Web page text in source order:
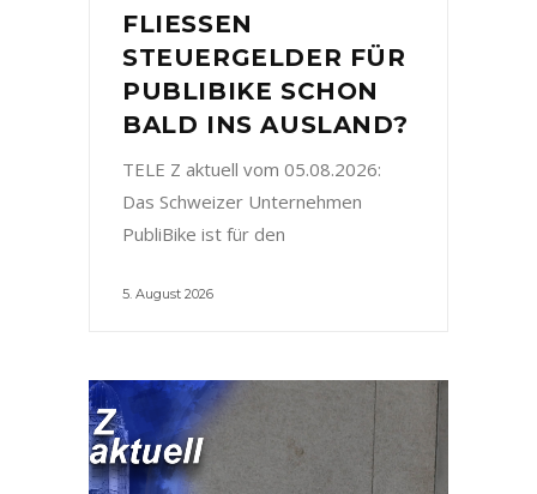
FLIESSEN
STEUERGELDER FÜR
PUBLIBIKE SCHON
BALD INS AUSLAND?
TELE Z aktuell vom 05.08.2026:
Das Schweizer Unternehmen
PubliBike ist für den
5. August 2026